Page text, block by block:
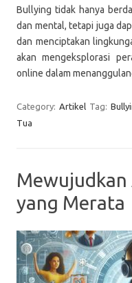
Bullying tidak hanya
dan mental, tetapi juga
dan menciptakan
akan mengeksplorasi
online dalam
Category: Artikel Tag:
Tua
Mewujudkan
yang Merata